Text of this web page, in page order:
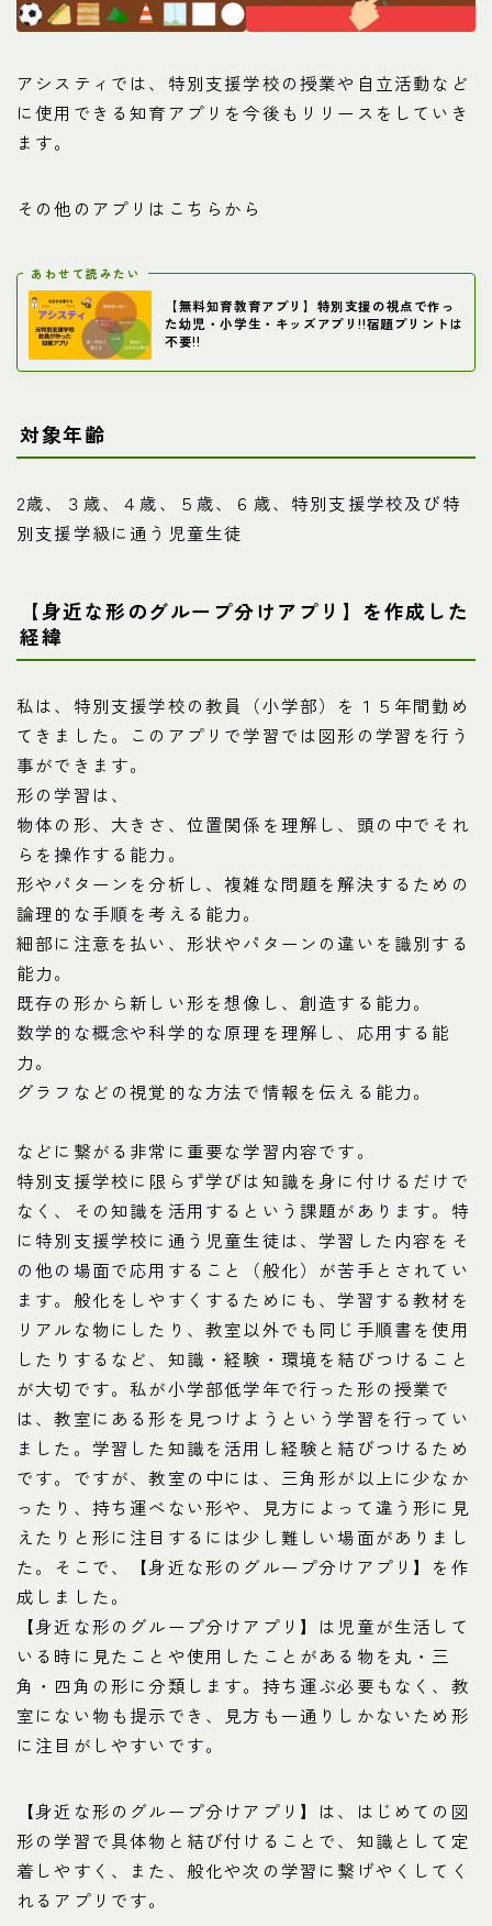
アシスティでは、特別支援学校の授業や自立活動など
に使用できる知育アプリを今後もリリースをしていき
ます。
その他のアプリはこちらから
あわせて読みたい
【無料知育教育アプリ】特別支援の視点で作っ
た幼児・小学生・キッズアプリ!!宿題プリントは
不要!!
対象年齢
2歳、３歳、４歳、５歳、６歳、特別支援学校及び特
別支援学級に通う児童生徒
【身近な形のグループ分けアプリ】を作成した
経緯
私は、特別支援学校の教員（小学部）を１５年間勤め
てきました。このアプリで学習では図形の学習を行う
事ができます。
形の学習は、
物体の形、大きさ、位置関係を理解し、頭の中でそれ
らを操作する能力。
形やパターンを分析し、複雑な問題を解決するための
論理的な手順を考える能力。
細部に注意を払い、形状やパターンの違いを識別する
能力。
既存の形から新しい形を想像し、創造する能力。
数学的な概念や科学的な原理を理解し、応用する能
力。
グラフなどの視覚的な方法で情報を伝える能力。
などに繋がる非常に重要な学習内容です。
特別支援学校に限らず学びは知識を身に付けるだけで
なく、その知識を活用するという課題があります。特
に特別支援学校に通う児童生徒は、学習した内容をそ
の他の場面で応用すること（般化）が苦手とされてい
ます。般化をしやすくするためにも、学習する教材を
リアルな物にしたり、教室以外でも同じ手順書を使用
したりするなど、知識・経験・環境を結びつけること
が大切です。私が小学部低学年で行った形の授業で
は、教室にある形を見つけようという学習を行ってい
ました。学習した知識を活用し経験と結びつけるため
です。ですが、教室の中には、三角形が以上に少なか
ったり、持ち運べない形や、見方によって違う形に見
えたりと形に注目するには少し難しい場面がありまし
た。そこで、【身近な形のグループ分けアプリ】を作
成しました。
【身近な形のグループ分けアプリ】は児童が生活して
いる時に見たことや使用したことがある物を丸・三
角・四角の形に分類します。持ち運ぶ必要もなく、教
室にない物も提示でき、見方も一通りしかないため形
に注目がしやすいです。
【身近な形のグループ分けアプリ】は、はじめての図
形の学習で具体物と結び付けることで、知識として定
着しやすく、また、般化や次の学習に繋げやくしてく
れるアプリです。